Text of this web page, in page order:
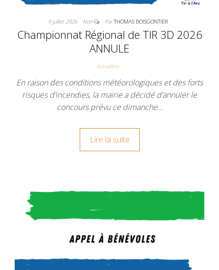
9 juillet 2026 Non ParTHOMAS BOISGONTIER
Championnat Régional de TIR 3D 2026
ANNULE
Actualités
En raison des conditions météorologiques et des forts
risques d’incendies, la mairie a décidé d’annuler le
concours prévu ce dimanche…
Lire la suite